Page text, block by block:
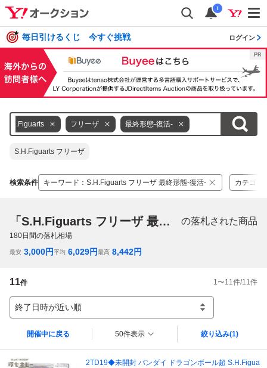
i
毎日引けるくじ 今すぐ挑戦 ログイン
S.H.Figuarts フリーザ 最終形態-復活-
S.H.Figuarts フリーザ
検索条件 キーワード ： S.H.Figuarts フリーザ 最終形態-復活- カテゴリ
「S.H.Figuarts フリーザ 最終形態-復活-」 の落札された商品
180日間の落札相場
最安 3,000円平均 6,029円最高 8,442円
11件 1 〜11 件/11 件
終了日時が近い順
開催中に戻る 50件表示 絞り込み(1)
2TD19◆未開封 バンダイ ドラゴンボール超 S.H.Figua